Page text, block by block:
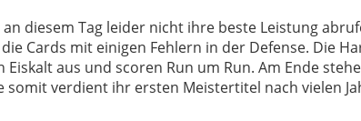
diesem Tag leider nicht ihre beste Leistung
Cards mit einigen Fehlern in der Defense. Die
Eiskalt aus und scoren Run um Run. Am Ende
somit verdient ihr ersten Meistertitel nach vielen